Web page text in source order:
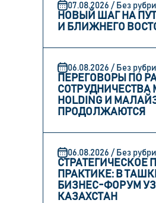
07.08.2026 / Без
НОВЫЙ ШАГ НА
И БЛИЖНЕГО
06.08.2026 / Без
ПЕРЕГОВОРЫ ПО
СОТРУДНИЧЕСТВА
HOLDING И
ПРОДОЛЖАЮТСЯ
06.08.2026 / Без
СТРАТЕГИЧЕСКОЕ
ПРАКТИКЕ: В
БИЗНЕС-ФОРУМ
КАЗАХСТАН